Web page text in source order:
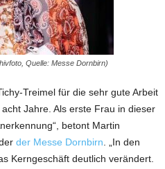
Quelle: Messe Dornbirn)
Treimel für die sehr gute Arbeit
Jahre. Als erste Frau in dieser
betont Martin
der Messe Dornbirn . „In den
Kerngeschäft deutlich verändert.